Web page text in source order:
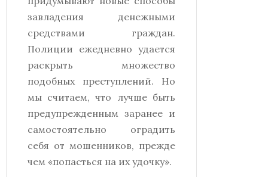
завладения денежными
средствами граждан.
Полиции ежедневно удается
раскрыть множество
подобных преступлений. Но
мы считаем, что лучше быть
предупрежденным заранее и
самостоятельно оградить
себя от мошенников, прежде
чем «попасться на их удочку».